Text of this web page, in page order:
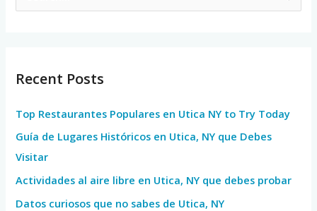
c
f
o
r
:
Recent Posts
Top Restaurantes Populares en Utica NY to Try Today
Guía de Lugares Históricos en Utica, NY que Debes
Visitar
Actividades al aire libre en Utica, NY que debes probar
Datos curiosos que no sabes de Utica, NY